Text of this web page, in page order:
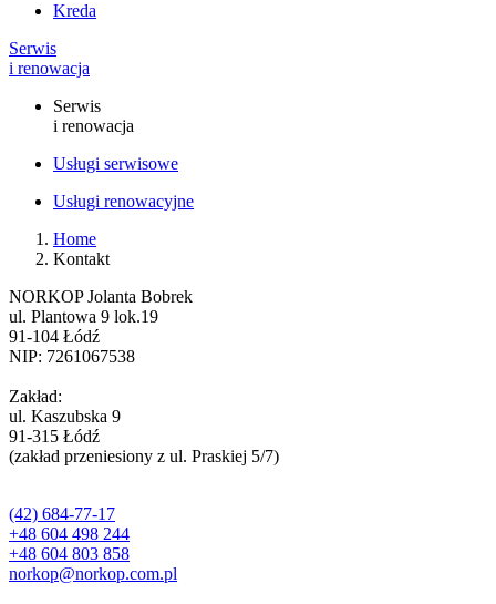
Kreda
Serwis
i renowacja
Serwis
i renowacja
Usługi serwisowe
Usługi renowacyjne
Home
Kontakt
NORKOP Jolanta Bobrek
ul. Plantowa 9 lok.19
91-104 Łódź
NIP: 7261067538
Zakład:
ul. Kaszubska 9
91-315 Łódź
(zakład przeniesiony z ul. Praskiej 5/7)
(42) 684-77-17
+48 604 498 244
+48 604 803 858
norkop@norkop.com.pl